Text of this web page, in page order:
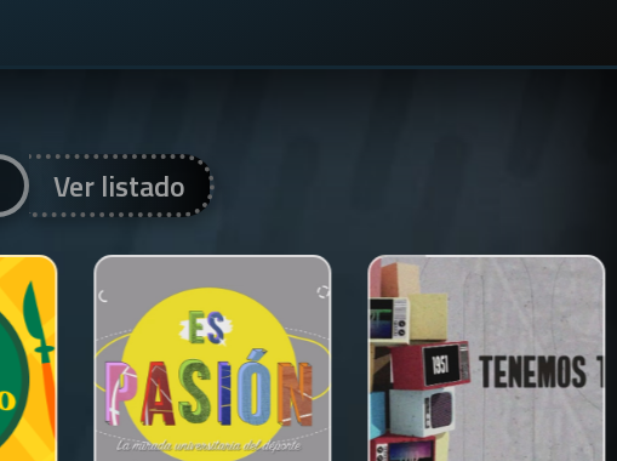
Ver listado